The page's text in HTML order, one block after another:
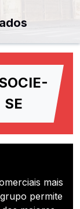
SE
mais
permite